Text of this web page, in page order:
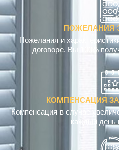
ПОЖЕЛАНИЯ
Пожелания и
договоре. Вы 100%
КОМПЕНСАЦИЯ
Компенсация в случае
каждый день